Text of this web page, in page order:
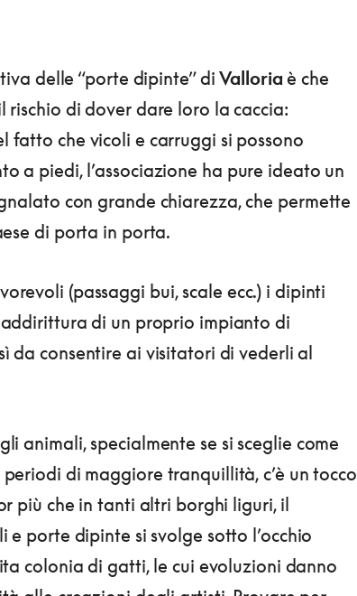
delle “porte dipinte” diValloria è che
rischio di dover dare loro la caccia:
che vicoli e carruggi si possono
a piedi, l’associazione ha pure ideato un
con grande chiarezza, che permette
di porta in porta.
(passaggi bui, scale ecc.) i dipinti
di un proprio impianto di
da consentire ai visitatori di vederli al
animali, specialmente se si sceglie come
di maggiore tranquillità, c’è un tocco
più che in tanti altri borghi liguri, il
e porte dipinte si svolge sotto l’occhio
colonia di gatti, le cui evoluzioni danno